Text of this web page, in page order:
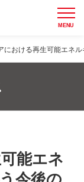
MENU
における再生可能エネ
能エネ